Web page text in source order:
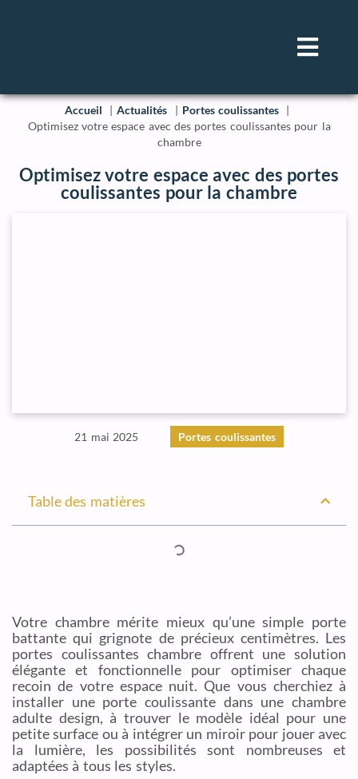
Accueil Actualités
Portes coulissantes
Optimisez votre espace avec des portes coulissantes pour la
chambre
Optimisez votre espace avec des portes
coulissantes pour la chambre
21 mai 2025 Portes coulissantes
Table des matières
Votre chambre mérite mieux qu’une simple porte
battante qui grignote de précieux centimètres. Les
portes coulissantes chambre offrent une solution
élégante et fonctionnelle pour optimiser chaque
recoin de votre espace nuit. Que vous cherchiez à
installer une porte coulissante dans une chambre
adulte design, à trouver le modèle idéal pour une
petite surface ou à intégrer un miroir pour jouer avec
la lumière, les possibilités sont nombreuses et
adaptées à tous les styles.